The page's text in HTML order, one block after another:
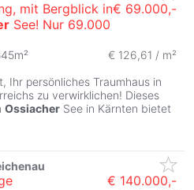
mit Bergblick in
See! Nur 69.000
€ 69.000,-
€ 126,61 / m²
Ihr persönliches Traumhaus in
zu verwirklichen! Dieses
Ossiacher See in Kärnten bietet
€ 140.000,-